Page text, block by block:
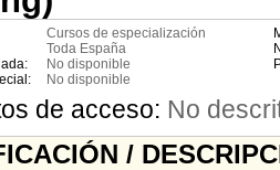
Cursos de especialización
Toda España
No disponible
No disponible
de acceso: No
/